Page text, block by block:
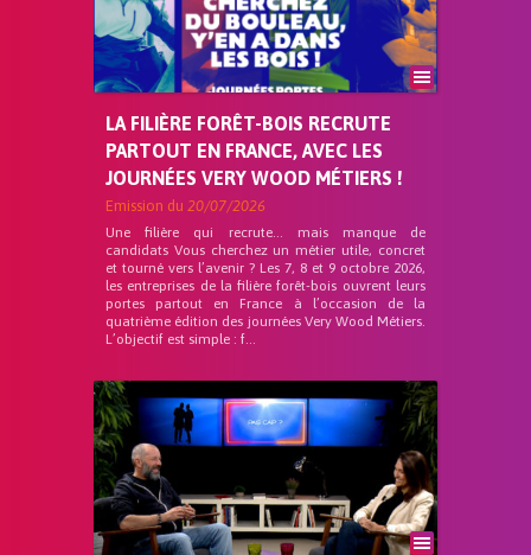
LA FILIÈRE FORÊT-BOIS RECRUTE
PARTOUT EN FRANCE, AVEC LES
JOURNÉES VERY WOOD MÉTIERS !
Emission du 20/07/2026
Une filière qui recrute… mais manque de
candidats Vous cherchez un métier utile, concret
et tourné vers l’avenir ? Les 7, 8 et 9 octobre 2026,
les entreprises de la filière forêt-bois ouvrent leurs
portes partout en France à l’occasion de la
quatrième édition des journées Very Wood Métiers.
L’objectif est simple : f...